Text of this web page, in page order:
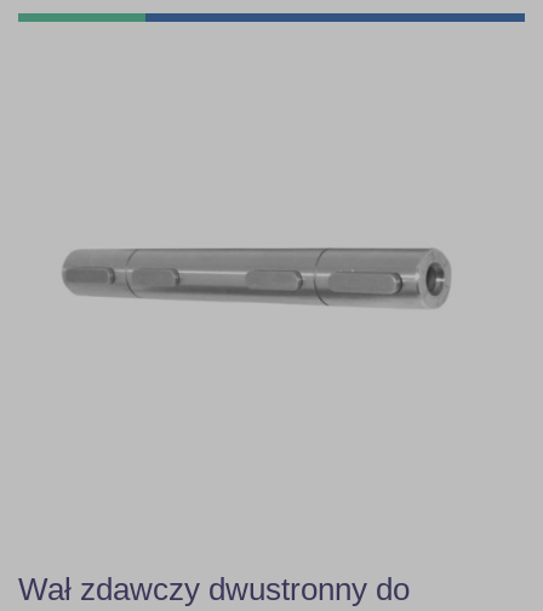
Wał zdawczy dwustronny do